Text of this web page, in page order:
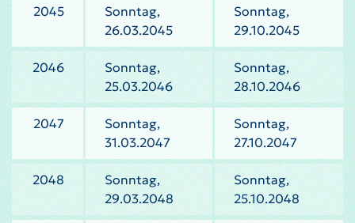
2045
Sonntag,
26.03.2045
Sonntag,
29.10.2045
2046
Sonntag,
25.03.2046
Sonntag,
28.10.2046
2047
Sonntag,
31.03.2047
Sonntag,
27.10.2047
2048
Sonntag,
29.03.2048
Sonntag,
25.10.2048